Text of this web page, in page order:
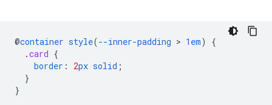
@container style(--inner-padding > 1em)
{
.card {
border : 2px solid ;
}
}